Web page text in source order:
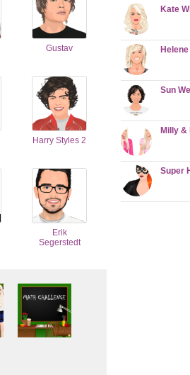
Gustav
Harry Styles 2
Erik
Segerstedt
Kate
Sun
Milly
Super